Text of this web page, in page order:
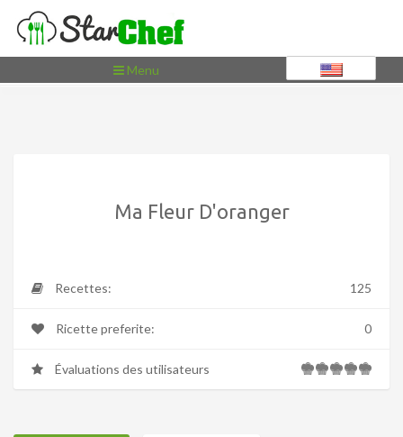
Toggle
navigation
Menu
Ma Fleur D'oranger
Recettes: 125
Ricette preferite: 0
Évaluations des utilisateurs